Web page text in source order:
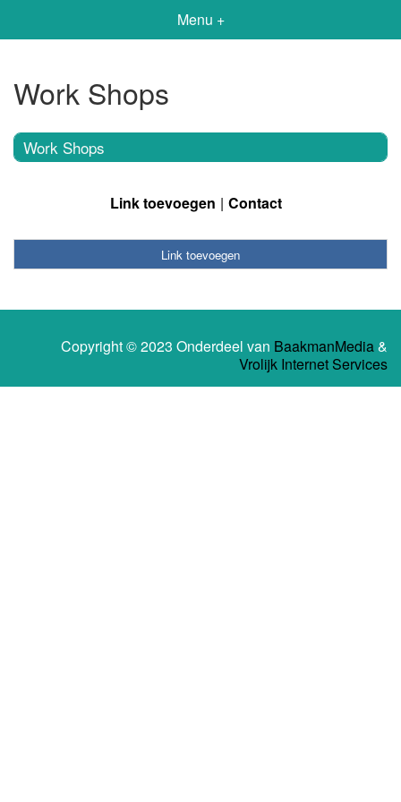
Menu +
Work Shops
Work Shops
Link toevoegen Contact
Link toevoegen
Copyright © 2023 Onderdeel van BaakmanMedia&
Vrolijk Internet Services